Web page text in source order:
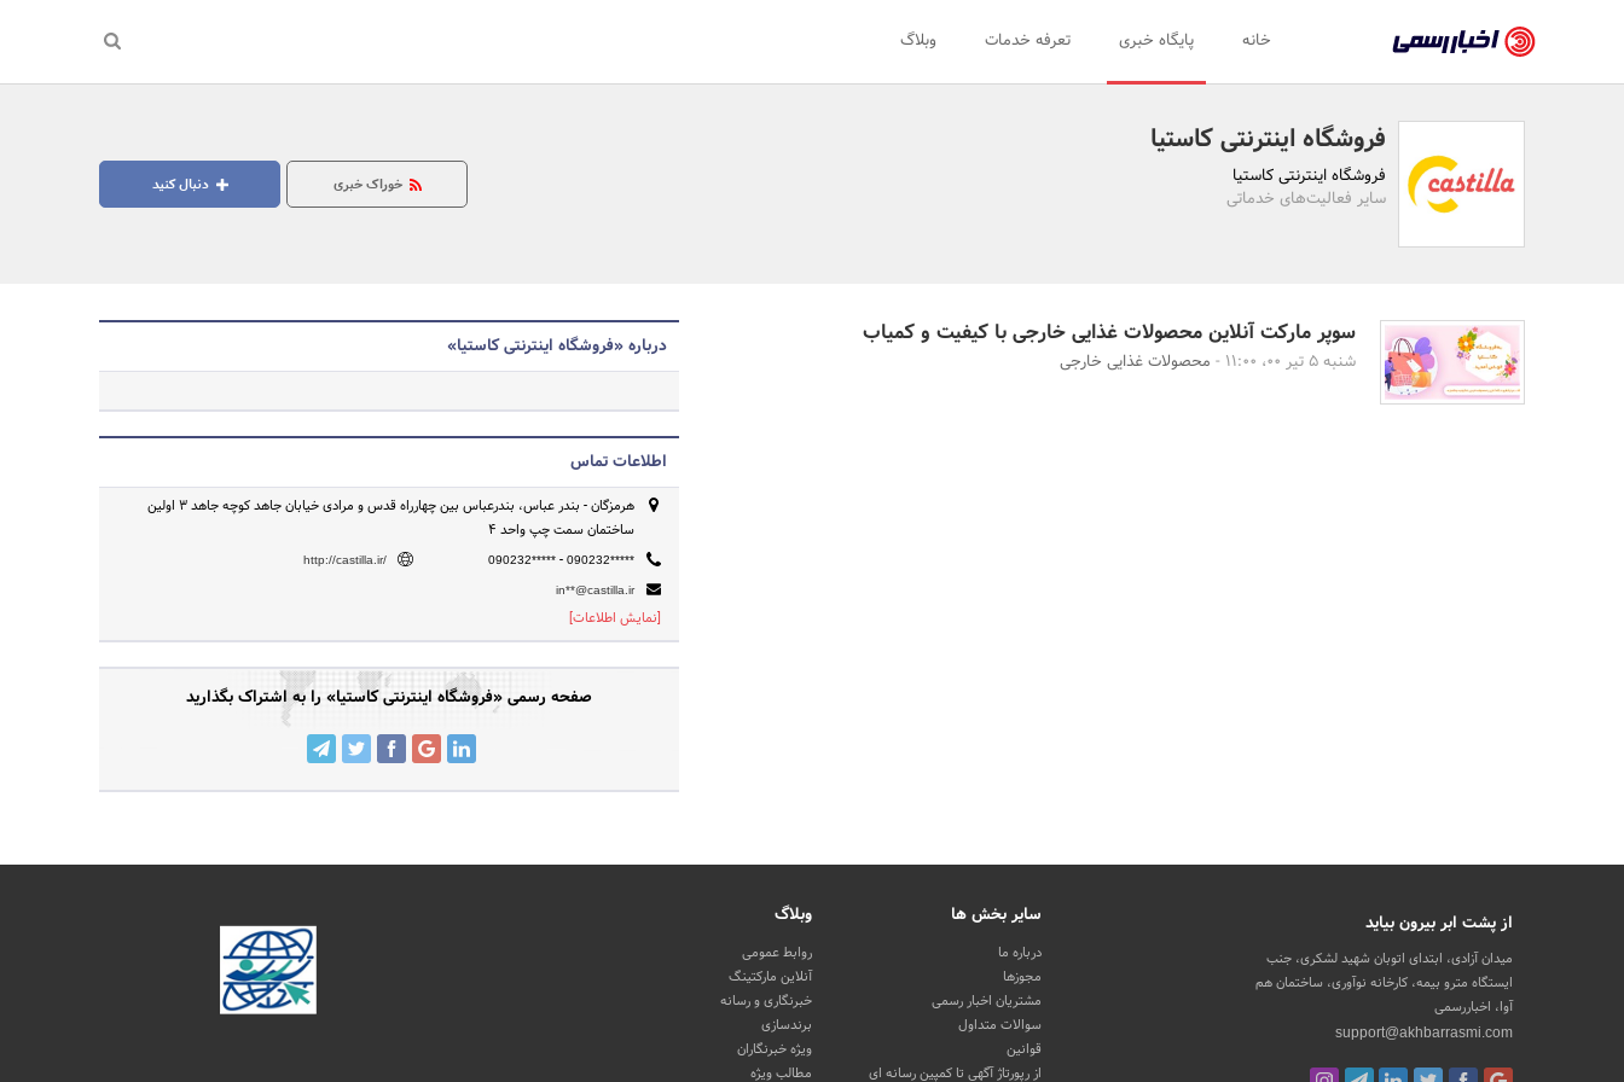
رسمی
-
اخبار
تایید
سازمان‌ها
و
روابط
خانه پایگاه خبری تعرفه خدمات وبلاگ
فروشگاه اینترنتی کاستیا
فروشگاه اینترنتی کاستیا
سایر فعالیت‌های خدماتی
دنبال کنید خوراک خبری
سوپر مارکت آنلاین محصولات غذایی خارجی با کیفیت و کمیاب
شنبه 5 تیر 00، 11:00 - محصولات غذایی خارجی
درباره «فروشگاه اینترنتی کاستیا»
اطلاعات تماس
هرمزگان - بندر عباس، بندرعباس بین چهارراه قدس و مرادی خیابان جاهد کوچه جاهد 3 اولین
ساختمان سمت چپ واحد 4
090232***** - 090232*****
http://castilla.ir/
in**@castilla.ir
[نمایش اطلاعات]
صفحه رسمی «فروشگاه اینترنتی کاستیا» را به اشتراک بگذارید
از پشت ابر بیرون بیاید
میدان آزادی، ابتدای اتوبان شهید لشکری، جنب
ایستگاه مترو بیمه، کارخانه نوآوری، ساختمان هم
آوا، اخباررسمی
support@akhbarrasmi.com
سایر بخش ها
درباره ما
مجوزها
مشتریان اخبار رسمی
سوالات متداول
قوانین
از رپورتاژ آگهی تا کمپین رسانه ای
وبلاگ
روابط عمومی
آنلاین مارکتینگ
خبرنگاری و رسانه
برندسازی
ویژه خبرنگاران
مطالب ویژه